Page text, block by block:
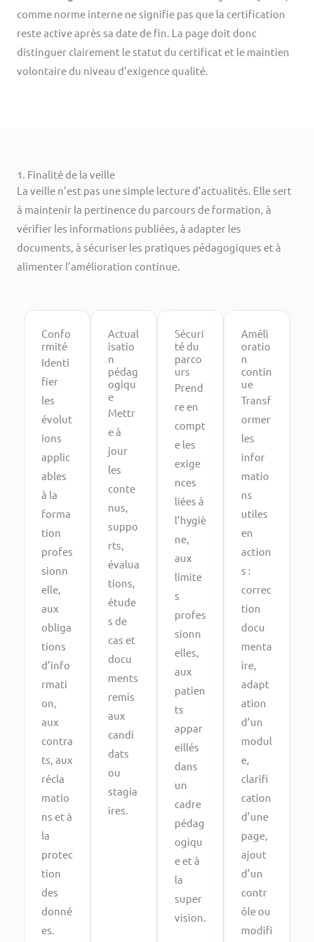
comme norme interne ne signifie pas que la certification
reste active après sa date de fin. La page doit donc
distinguer clairement le statut du certificat et le maintien
volontaire du niveau d’exigence qualité.
1. Finalité de la veille
La veille n’est pas une simple lecture d’actualités. Elle sert
à maintenir la pertinence du parcours de formation, à
vérifier les informations publiées, à adapter les
documents, à sécuriser les pratiques pédagogiques et à
alimenter l’amélioration continue.
Confo
rmité
Identi
fier
les
évolut
ions
applic
ables
à la
forma
tion
profes
sionn
elle,
aux
obliga
tions
d’info
rmati
on,
aux
contra
ts, aux
récla
matio
ns et à
la
protec
tion
des
donné
es.
Actual
isatio
n
pédag
ogiqu
e
Mettr
e à
jour
les
conte
nus,
suppo
rts,
évalua
tions,
étude
s de
cas et
docu
ments
remis
aux
candi
dats
ou
stagia
ires.
Sécuri
té du
parco
urs
Prend
re en
compt
e les
exige
nces
liées à
l’hygiè
ne,
aux
limite
s
profes
sionn
elles,
aux
patien
ts
appar
eillés
dans
un
cadre
pédag
ogiqu
e et à
la
super
vision.
Améli
oratio
n
contin
ue
Transf
ormer
les
infor
matio
ns
utiles
en
action
s :
correc
tion
docu
menta
ire,
adapt
ation
d’un
modul
e,
clarifi
cation
d’une
page,
ajout
d’un
contr
ôle ou
modifi